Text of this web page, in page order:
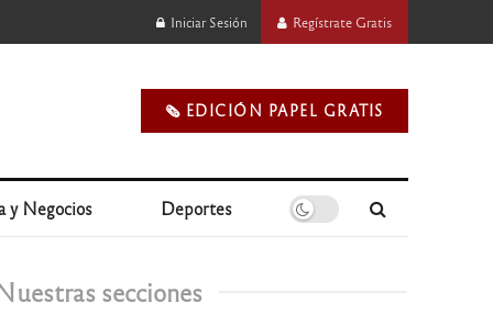
Iniciar Sesión Regístrate Gratis
🗞️ EDICIÓN PAPEL GRATIS
y Negocios Deportes
secciones